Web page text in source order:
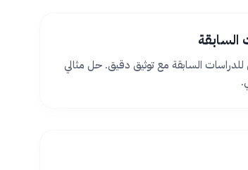
السابقة
السابقة مع توثيق دقيق. حل مثالي